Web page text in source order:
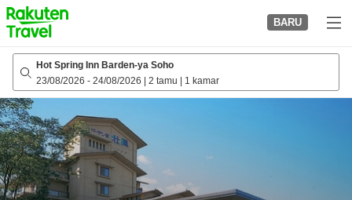
to
top
page
BARU
Hot Spring Inn Barden-ya Soho
23/08/2026 - 24/08/2026 2 tamu 1 kamar